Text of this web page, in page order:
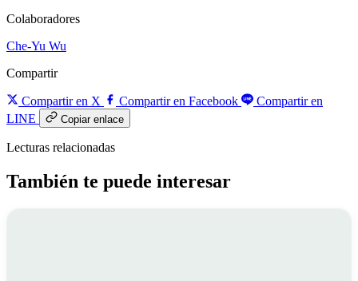
Colaboradores
Che-Yu Wu
Compartir
Compartir en X Compartir en Facebook
Compartir en
LINE
Copiar enlace
Lecturas relacionadas
También te puede interesar